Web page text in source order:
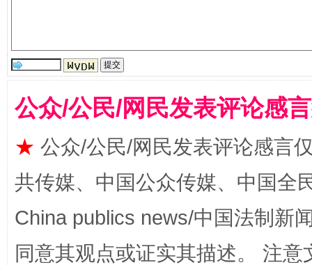
揭批美国五大"原罪" "炒
公众/公民/网民发表评论感
★ 公众/公民/网民发表评论感言
共传媒、中国公众传媒、中国全
China publics news/中国法制新
同意其观点或证实其描述。 注